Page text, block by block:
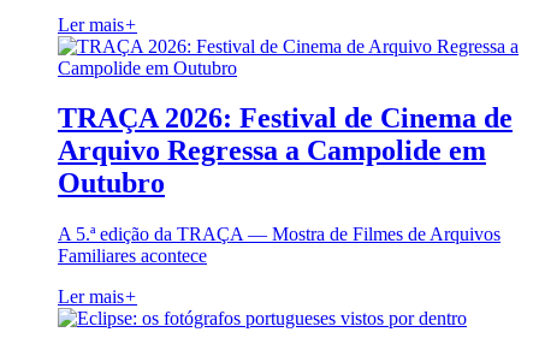
Ler mais+
TRAÇA 2026: Festival de Cinema de
Arquivo Regressa a Campolide em
Outubro
A 5.ª edição da TRAÇA — Mostra de Filmes de Arquivos
Familiares acontece
Ler mais+